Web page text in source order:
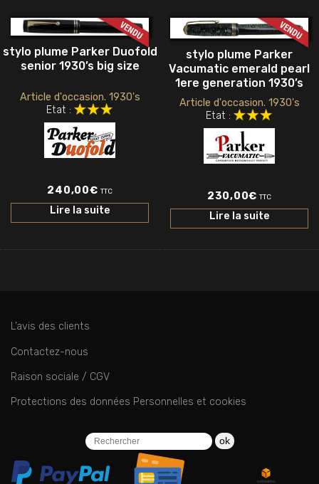
stylo plume Parker Duofold
senior 1930’s big size
Article d'occasion. 1930's
Etat :
240,00€ TTC
Lire la suite
stylo plume Parker
Vacumatic emerald pearl
1ere generation 1930’s
Article d'occasion. 1930's
Etat :
230,00€ TTC
Lire la suite
L’avis des clients
Contactez-nous
Raison sociale / CGV
Protections des données Personnelles et cookies
ok